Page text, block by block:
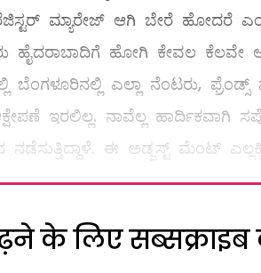
ಮ್ಯಾರೇಜ್‌ ಆಗಿ ಬೇರೆ ಹೋದರೆ
ಹೋಗಿ ಕೇವಲ ಕೆಲವೇ
ಎಲ್ಲಾ ನೆಂಟರು, ಫ್ರೆಂಡ್ಸ್
ಇರಲಿಲ್ಲ. ನಾವೆಲ್ಲ ಹಾರ್ದಿಕವಾಗಿ
ಈ ಅಡ್ಜಸ್ಟ್ ಮೆಂಟ್‌
के लिए